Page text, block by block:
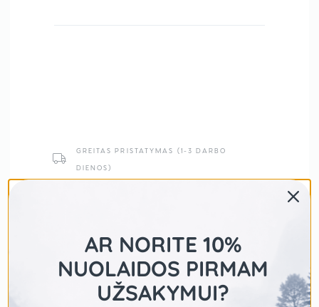
GREITAS PRISTATYMAS (1-3 DARBO
DIENOS)
AR NORITE 10%
NUOLAIDOS PIRMAM
UŽSAKYMUI?